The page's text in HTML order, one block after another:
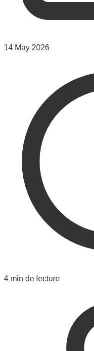
14 May 2026
4 min de lecture